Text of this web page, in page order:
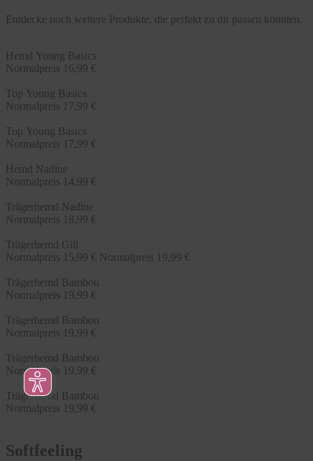
Entdecke noch weitere Produkte, die perfekt zu dir passen könnten.
Hemd Young Basics
Normalpreis 16,99 €
Top Young Basics
Normalpreis 17,99 €
Top Young Basics
Normalpreis 17,99 €
Hemd Nadine
Normalpreis 14,99 €
Trägerhemd Nadine
Normalpreis 18,99 €
Trägerhemd Gill
Normalpreis 15,99 € Normalpreis 19,99 €
Trägerhemd Bambou
Normalpreis 19,99 €
Trägerhemd Bambou
Normalpreis 19,99 €
Trägerhemd Bambou
Normalpreis 19,99 €
Trägerhemd Bambou
Normalpreis 19,99 €
Softfeeling